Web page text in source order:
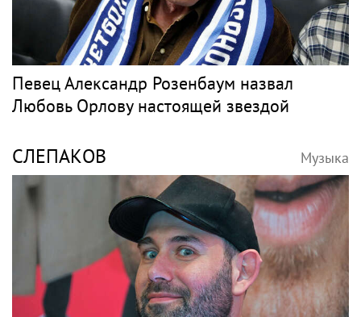
Певец Александр Розенбаум назвал
Любовь Орлову настоящей звездой
СЛЕПАКОВ Музыка